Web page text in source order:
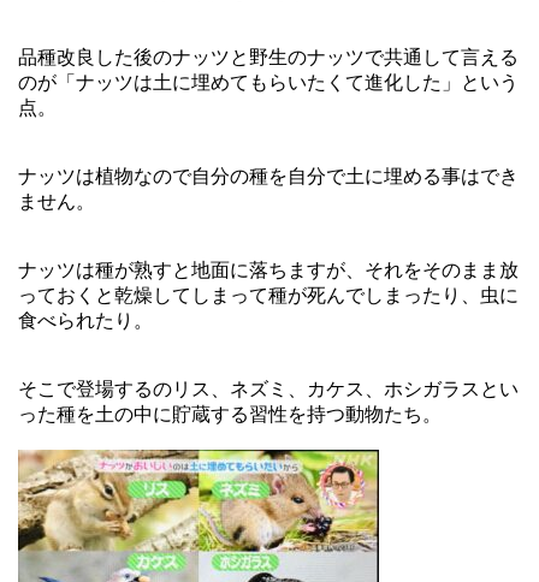
品種改良した後のナッツと野生のナッツで共通して言える
のが「ナッツは土に埋めてもらいたくて進化した」という
点。
ナッツは植物なので自分の種を自分で土に埋める事はでき
ません。
ナッツは種が熟すと地面に落ちますが、それをそのまま放
っておくと乾燥してしまって種が死んでしまったり、虫に
食べられたり。
そこで登場するのリス、ネズミ、カケス、ホシガラスとい
った種を土の中に貯蔵する習性を持つ動物たち。